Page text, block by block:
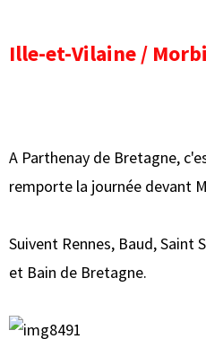
Ille-et-Vilaine /
A Parthenay de Bretagne,
remporte la journée devant
Suivent Rennes, Baud, Saint
et Bain de Bretagne.